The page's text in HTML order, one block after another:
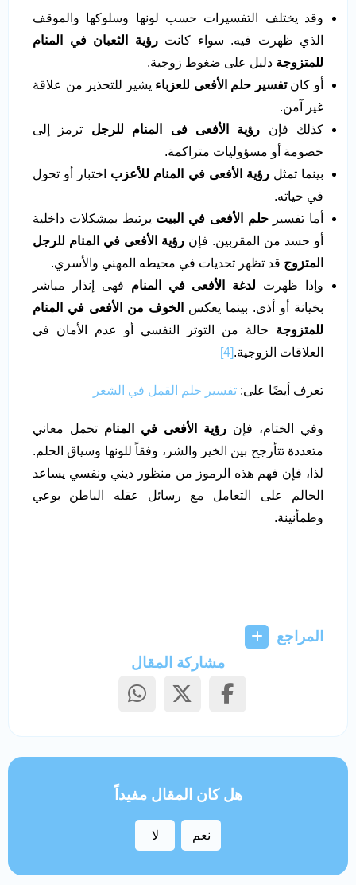
وقد يختلف التفسيرات حسب لونها وسلوكها والموقف
الذي ظهرت فيه. سواء كانترؤية الثعبان في المنام
للمتزوجة دليل على ضغوط زوجية.
أو كانتفسير حلم الأفعى للعزباء يشير للتحذير من علاقة
غير آمن.
كذلك فإن رؤية الأفعى فى المنام للرجل ترمز إلى
خصومة أو مسؤوليات متراكمة.
بينما تمثلرؤية الأفعى في المنام للأعزب اختبار أو تحول
في حياته.
أما تفسيرحلم الأفعى في البيت يرتبط بمشكلات داخلية
أو حسد من المقربين. فإن رؤية الأفعى في المنام للرجل
المتزوج قد تظهر تحديات في محيطه المهني والأسري.
وإذا ظهرت لدغة الأفعى في المنام فهى إنذار مباشر
بخيانة أو أذى. بينما يعكس
الخوف من الأفعى في المنام
للمتزوجة حالة من التوتر النفسي أو عدم الأمان في
العلاقات الزوجية.[4]
تعرف أيضًا على: تفسير حلم القمل في الشعر
وفي الختام، فإن رؤية الأفعى في المنام تحمل معاني
متعددة تتأرجح بين الخير والشر، وفقاً للونها وسياق الحلم.
لذا، فإن فهم هذه الرموز من منظور ديني ونفسي يساعد
الحالم على التعامل مع رسائل عقله الباطن بوعي
وطمأنينة.
المراجع
مشاركة المقال
هل كان المقال مفيداً
نعم لا